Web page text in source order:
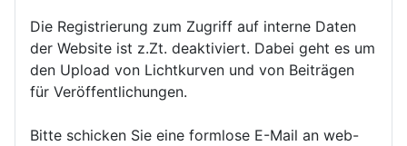
Die Registrierung zum Zugriff auf interne Daten
der Website ist z.Zt. deaktiviert. Dabei geht es um
den Upload von Lichtkurven und von Beiträgen
für Veröffentlichungen.
Bitte schicken Sie eine formlose E-Mail an web-